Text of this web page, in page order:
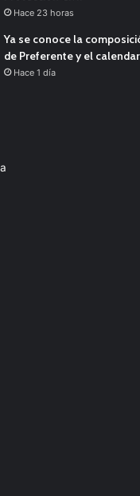
Hace 23 horas
Ya se conoce la
de Preferente y el
Hace 1 día